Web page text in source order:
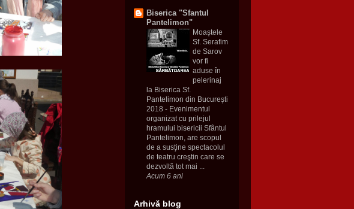
Biserica "Sfantul
Pantelimon"
Moaștele
Sf. Serafim
de Sarov
vor fi
aduse în
pelerinaj
la Biserica Sf.
Pantelimon din București
2018 - Evenimentul
organizat cu prilejul
hramului bisericii Sfântul
Pantelimon, are scopul
de a susţine spectacolul
de teatru creştin care se
dezvoltă tot mai ...
Acum 6 ani
Arhivă blog